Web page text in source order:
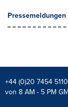
+44 (0)20 7454 5110
von 8 AM - 5 PM